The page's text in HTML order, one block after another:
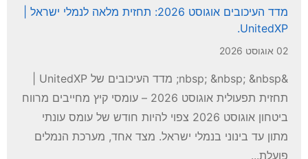
מדד העיכובים אוגוסט 2026: תחזית מלאה לנמלי ישראל |
UnitedXP.
02 אוגוסט 2026
תחזית תפעולית אוגוסט 2026 – עומסי קיץ מחייבים מרווח
ביטחון אוגוסט 2026 צפוי להיות חודש של עומס עונתי
מתון עד בינוני בנמלי ישראל. מצד אחד, מערכת הנמלים
פועלת...